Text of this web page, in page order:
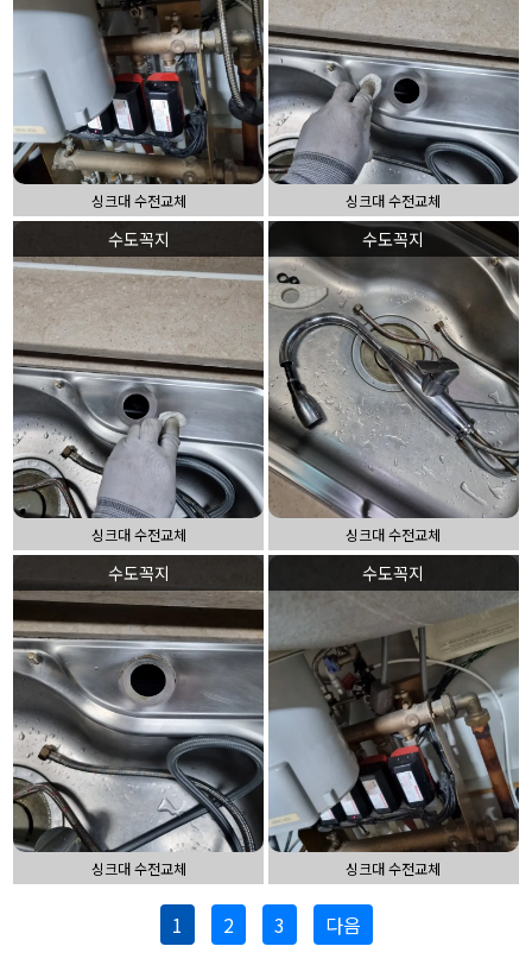
싱크대 수전교체 싱크대 수전교체
수도꼭지
싱크대 수전교체
수도꼭지
싱크대 수전교체
수도꼭지
싱크대 수전교체
수도꼭지
싱크대 수전교체
1 2 3 다음